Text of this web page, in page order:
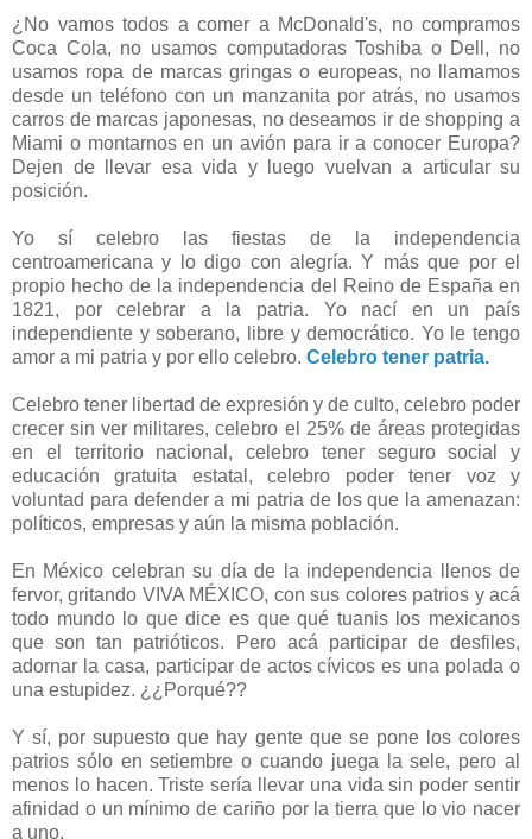
¿No vamos todos a comer a McDonald's, no compramos
Coca Cola, no usamos computadoras Toshiba o Dell, no
usamos ropa de marcas gringas o europeas, no llamamos
desde un teléfono con un manzanita por atrás, no usamos
carros de marcas japonesas, no deseamos ir de shopping a
Miami o montarnos en un avión para ir a conocer Europa?
Dejen de llevar esa vida y luego vuelvan a articular su
posición.
Yo sí celebro las fiestas de la independencia
centroamericana y lo digo con alegría. Y más que por el
propio hecho de la independencia del Reino de España en
1821, por celebrar a la patria. Yo nací en un país
independiente y soberano, libre y democrático. Yo le tengo
amor a mi patria y por ello celebro. Celebro tener patria.
Celebro tener libertad de expresión y de culto, celebro poder
crecer sin ver militares, celebro el 25% de áreas protegidas
en el territorio nacional, celebro tener seguro social y
educación gratuita estatal, celebro poder tener voz y
voluntad para defender a mi patria de los que la amenazan:
políticos, empresas y aún la misma población.
En México celebran su día de la independencia llenos de
fervor, gritando VIVA MÉXICO, con sus colores patrios y acá
todo mundo lo que dice es que qué tuanis los mexicanos
que son tan patrióticos. Pero acá participar de desfiles,
adornar la casa, participar de actos cívicos es una polada o
una estupidez. ¿¿Porqué??
Y sí, por supuesto que hay gente que se pone los colores
patrios sólo en setiembre o cuando juega la sele, pero al
menos lo hacen. Triste sería llevar una vida sin poder sentir
afinidad o un mínimo de cariño por la tierra que lo vio nacer
a uno.